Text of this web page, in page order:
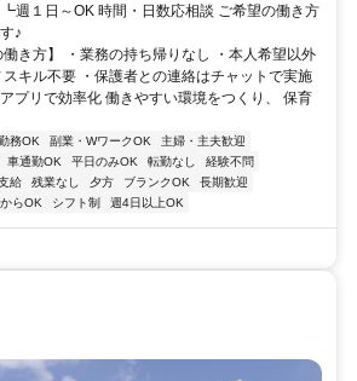
週１日～OK 時間・日数応相談 ご希望の働き方
♪
き方】 ・業務の持ち帰りなし ・本人希望以外
キル不要 ・保護者との連絡はチャットで実施
プリで効率化 働きやすい環境をつくり、 保育
務OK 副業・WワークOK
主婦・主夫歓迎
車通勤OK 平日のみOK 転勤なし
経験不問
給 残業なし 夕方 ブランクOK
長期歓迎
らOK シフト制 週4日以上OK